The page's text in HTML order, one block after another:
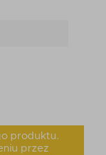
produktu.
przez